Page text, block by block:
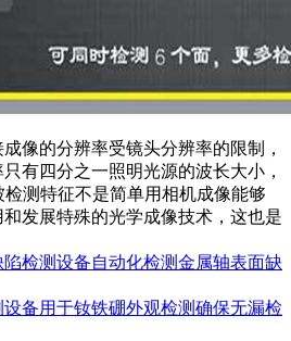
像的分辨率受镜头分辨率的限制，
有四分之一照明光源的波长大小，
检测特征不是简单用相机成像能够
发展特殊的光学成像技术，这也是
检测设备自动化检测金属轴表面缺
备用于钕铁硼外观检测确保无漏检